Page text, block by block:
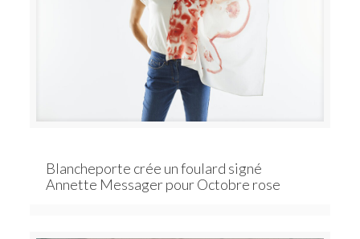
Blancheporte crée un foulard signé
Annette Messager pour Octobre rose